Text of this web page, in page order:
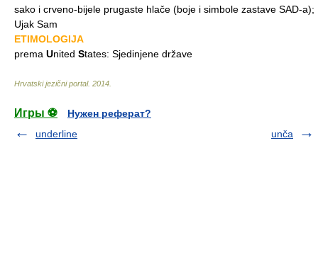
sako i crveno-bijele prugaste hlače (boje i simbole zastave SAD-a);
Ujak Sam
ETIMOLOGIJA
prema United States: Sjedinjene države
Hrvatski jezični portal. 2014
Игры ⚽
Нужен реферат?
underline
unča